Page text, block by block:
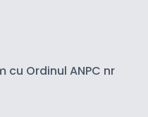
Ordinul ANPC nr